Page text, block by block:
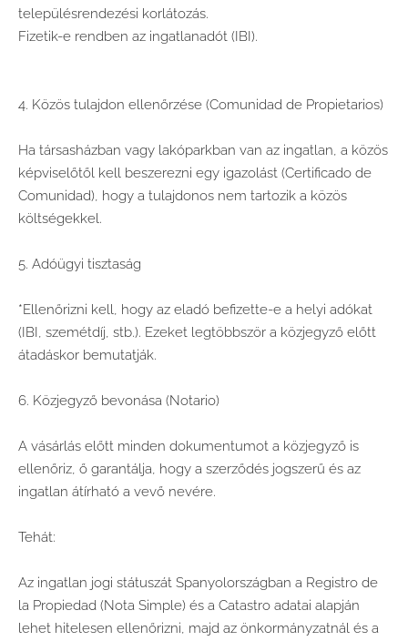
településrendezési korlátozás.
Fizetik-e rendben az ingatlanadót (IBI).
4. Közös tulajdon ellenőrzése (Comunidad de Propietarios)
Ha társasházban vagy lakóparkban van az ingatlan, a közös
képviselőtől kell beszerezni egy igazolást (Certificado de
Comunidad), hogy a tulajdonos nem tartozik a közös
költségekkel.
5. Adóügyi tisztaság
*Ellenőrizni kell, hogy az eladó befizette-e a helyi adókat
(IBI, szemétdíj, stb.). Ezeket legtöbbször a közjegyző előtt
átadáskor bemutatják.
6. Közjegyző bevonása (Notario)
A vásárlás előtt minden dokumentumot a közjegyző is
ellenőriz, ő garantálja, hogy a szerződés jogszerű és az
ingatlan átírható a vevő nevére.
Tehát:
Az ingatlan jogi státuszát Spanyolországban a Registro de
la Propiedad (Nota Simple) és a Catastro adatai alapján
lehet hitelesen ellenőrizni, majd az önkormányzatnál és a